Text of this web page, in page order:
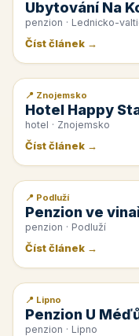
Ubytování Na
penzion · Lednicko-
Číst článek →
📰 PR článek
📍 Znojemsko
Hotel Happy
hotel · Znojemsko
Číst článek →
📰 PR článek
📍 Podluží
Penzion ve
penzion · Podluží
Číst článek →
📰 PR článek
📍 Lipno
Penzion U
penzion · Lipno